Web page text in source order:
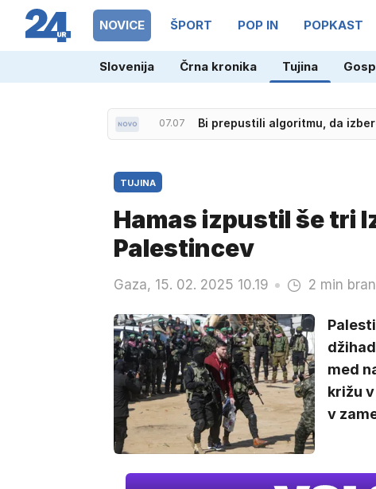
NOVICE ŠPORT POP IN POPKAST
Slovenija Črna kronika Tujina
07.07 Bi prepustili algoritmu, da
TUJINA
Hamas izpustil še tri
Palestincev
Gaza, 15. 02. 2025 10.19 2 min
med
križu
v